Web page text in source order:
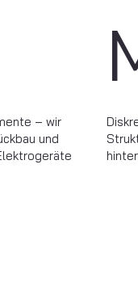
– wir
und